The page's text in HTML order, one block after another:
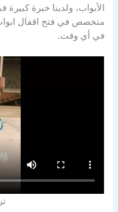
الأبواب، ولدينا خبرة
متخصص في فتح اقفال
في أي وقت.